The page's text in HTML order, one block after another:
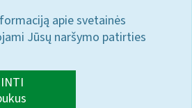
apie svetainės
Jūsų naršymo patirties